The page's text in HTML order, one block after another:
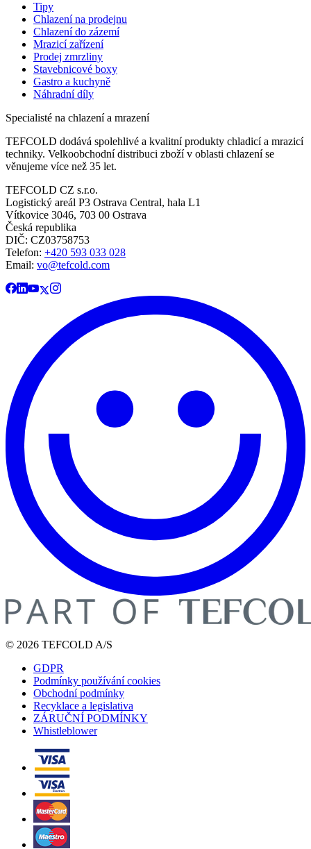
Tipy
Chlazení na prodejnu
Chlazení do zázemí
Mrazicí zařízení
Prodej zmrzliny
Stavebnicové boxy
Gastro a kuchyně
Náhradní díly
Specialisté na chlazení a mrazení
TEFCOLD dodává spolehlivé a kvalitní produkty chladicí a mrazicí
techniky. Velkoobchodní distribuci zboží v oblasti chlazení se
věnujeme více než 35 let.
TEFCOLD CZ s.r.o.
Logistický areál P3 Ostrava Central, hala L1
Vítkovice 3046, 703 00 Ostrava
Česká republika
DIČ: CZ03758753​​​​​​
Telefon: +420 593 033 028
Email: vo@tefcold.com
© 2026 TEFCOLD A/S
GDPR
Podmínky používání cookies
Obchodní podmínky
Recyklace a legislativa
ZÁRUČNÍ PODMÍNKY
Whistleblower